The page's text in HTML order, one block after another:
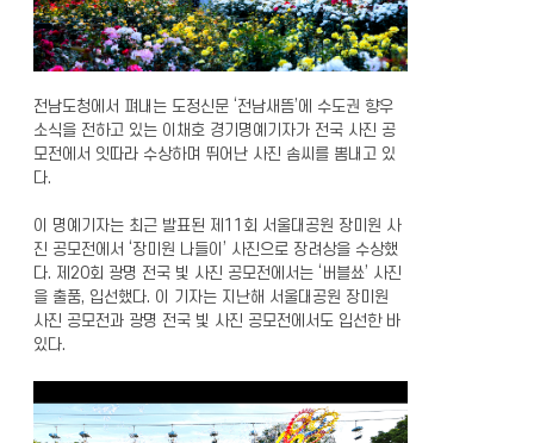
전남도청에서 펴내는 도정신문 ‘전남새뜸’에 수도권 향우
소식을 전하고 있는 이채호 경기명예기자가 전국 사진 공
모전에서 잇따라 수상하며 뛰어난 사진 솜씨를 뽐내고 있
다.
이 명예기자는 최근 발표된 제11회 서울대공원 장미원 사
진 공모전에서 ‘장미원 나들이’ 사진으로 장려상을 수상했
다. 제20회 광명 전국 빛 사진 공모전에서는 ‘버블쑈’ 사진
을 출품, 입선했다. 이 기자는 지난해 서울대공원 장미원
사진 공모전과 광명 전국 빛 사진 공모전에서도 입선한 바
있다.